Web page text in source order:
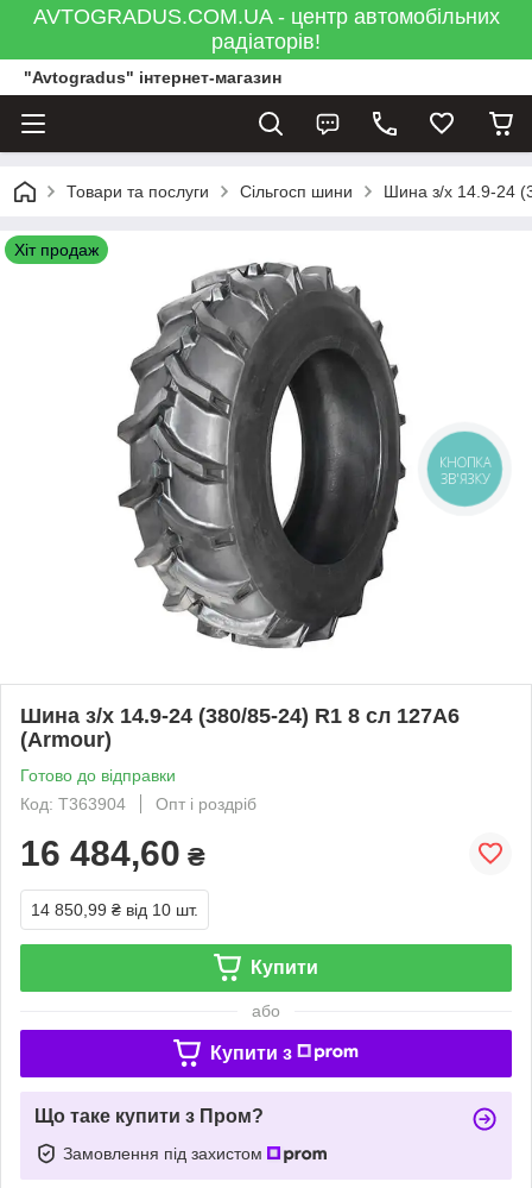
AVTOGRADUS.COM.UA - центр автомобільних
радіаторів!
"Avtogradus" інтернет-магазин
Товари та послуги Сільгосп шини Шина з/х 14.9-24
Хіт продаж
Шина з/х 14.9-24 (380/85-24) R1 8 сл 127A6
(Armour)
Готово до відправки
Код: T363904
Опт і роздріб
16 484,60 ₴
14 850,99 ₴ від 10 шт.
Купити
або
Купити з
Що таке купити з Пром?
Замовлення під захистом
КНОПКА
ЗВ'ЯЗКУ